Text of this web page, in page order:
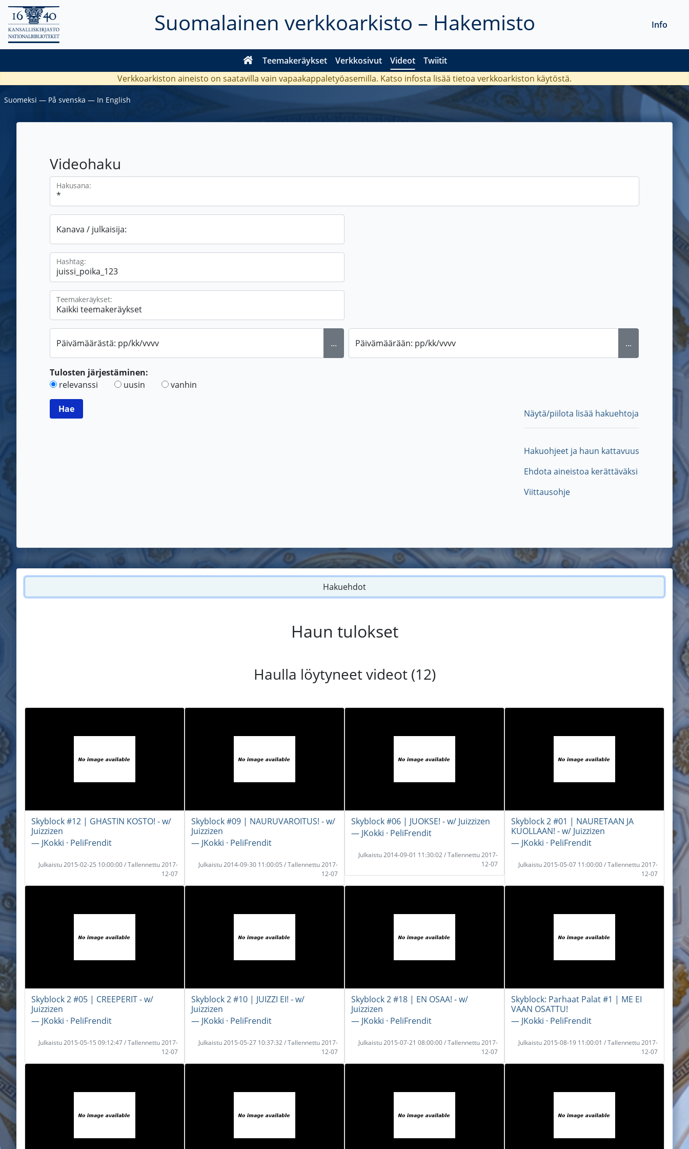
Suomalainen verkkoarkisto – Hakemisto
Teemakeräykset Verkkosivut Videot Twiitit
Info
Verkkoarkiston aineisto on saatavilla vain vapaakappaletyöasemilla. Katso infosta lisää tietoa verkkoarkiston käytöstä.
Suomeksi ― På svenska ― In English
Videohaku
Hakusana:
Kanava / julkaisija:
Hashtag:
Teemakeräykset:
Päivämäärästä: pp/kk/vvvv ... Päivämäärään: pp/kk/vvvv ...
Tulosten järjestäminen:
relevanssi
uusin vanhin
Näytä/piilota lisää hakuehtoja
Hakuohjeet ja haun kattavuus
Ehdota aineistoa kerättäväksi
Viittausohje
Hakuehdot
Haun tulokset
Haulla löytyneet videot (12)
Skyblock #12 | GHASTIN KOSTO! - w/
Juizzizen
― JKokki · PeliFrendit
Julkaistu 2015-02-25 10:00:00 / Tallennettu 2017-
12-07
Skyblock #09 | NAURUVAROITUS! - w/
Juizzizen
― JKokki · PeliFrendit
Julkaistu 2014-09-30 11:00:05 / Tallennettu 2017-
12-07
Skyblock #06 | JUOKSE! - w/ Juizzizen
― JKokki · PeliFrendit
Julkaistu 2014-09-01 11:30:02 / Tallennettu 2017-
12-07
Skyblock 2 #01 | NAURETAAN JA
KUOLLAAN! - w/ Juizzizen
― JKokki · PeliFrendit
Julkaistu 2015-05-07 11:00:00 / Tallennettu 2017-
12-07
Skyblock 2 #05 | CREEPERIT - w/
Juizzizen
― JKokki · PeliFrendit
Julkaistu 2015-05-15 09:12:47 / Tallennettu 2017-
12-07
Skyblock 2 #10 | JUIZZI EI! - w/
Juizzizen
― JKokki · PeliFrendit
Julkaistu 2015-05-27 10:37:32 / Tallennettu 2017-
12-07
Skyblock 2 #18 | EN OSAA! - w/
Juizzizen
― JKokki · PeliFrendit
Julkaistu 2015-07-21 08:00:00 / Tallennettu 2017-
12-07
Skyblock: Parhaat Palat #1 | ME EI
VAAN OSATTU!
― JKokki · PeliFrendit
Julkaistu 2015-08-19 11:00:01 / Tallennettu 2017-
12-07